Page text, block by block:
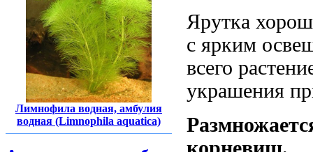
Лимнофила водная, амбулия
водная (Limnophila aquatica)
Ярутка
с ярким
всего
украшения